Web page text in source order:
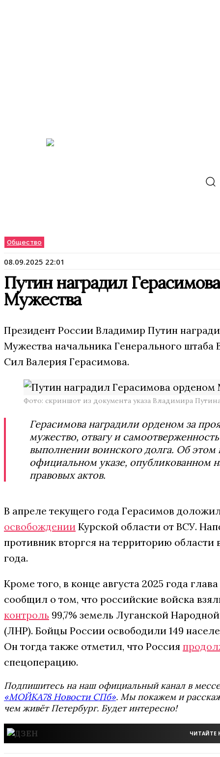
Общество
08.09.2025 22:01
Путин наградил
Мужества
Президент России Владимир Путин
Мужества начальника Генерального штаба
Сил Валерия Герасимова.
Фото: скриншот из документа указа Владимира
Герасимова наградили орденом за
мужество, отвагу и
выполнении воинского долга. Об этом
официальном указе, опубликованном
правовых актов.
В апреле текущего года Герасимов
освобождении Курской области от ВСУ.
противник вторгся на территорию области
года.
Кроме того, в конце августа 2025 года
сообщил о том, что российские войска
контроль 99,7% земель Луганской
(ЛНР). Бойцы России освободили 149
Он тогда также отметил, что Россия
спецоперацию.
Подпишитесь на наш официальный канал в
«МОЙКА78 Новости СПб». Мы покажем и
чем живёт Петербург. Будет интересно!
ЧИТАЙТЕ